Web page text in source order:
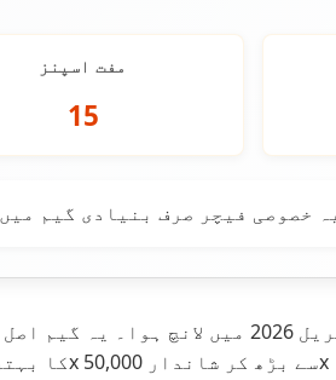
مفت اسپنز
15